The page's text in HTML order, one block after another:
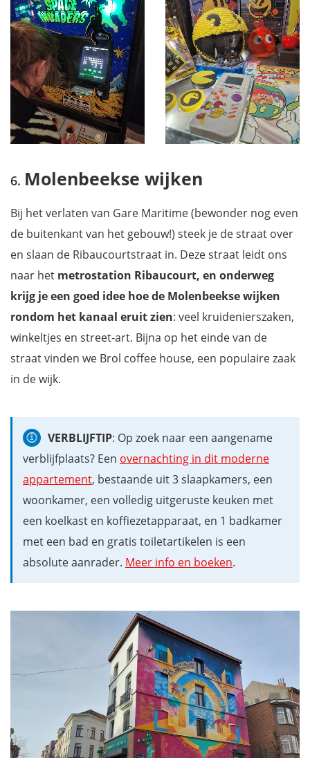
Molenbeekse wijken
Bij het verlaten van Gare Maritime (bewonder nog even
de buitenkant van het gebouw!) steek je de straat over
en slaan de Ribaucourtstraat in. Deze straat leidt ons
naar het metrostation Ribaucourt, en onderweg
krijg je een goed idee hoe de Molenbeekse wijken
rondom het kanaal eruit zien: veel kruidenierszaken,
winkeltjes en street-art. Bijna op het einde van de
straat vinden we Brol coffee house, een populaire zaak
in de wijk.
VERBLIJFTIP: Op zoek naar een aangename
verblijfplaats? Een overnachting in dit moderne
appartement, bestaande uit 3 slaapkamers, een
woonkamer, een volledig uitgeruste keuken met
een koelkast en koffiezetapparaat, en 1 badkamer
met een bad en gratis toiletartikelen is een
absolute aanrader. Meer info en boeken.